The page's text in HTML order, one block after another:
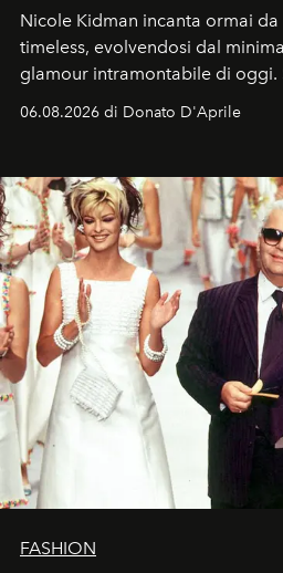
Nicole Kidman incanta ormai
timeless, evolvendosi dal
glamour intramontabile di oggi.
06.08.2026 di Donato D'Aprile
FASHION